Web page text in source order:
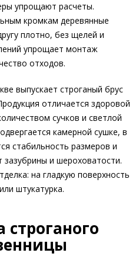
упрощают расчеты.
кромкам деревянные
плотно, без щелей и
упрощает монтаж
отходов.
выпускает строганый брус
отличается здоровой
сучков и светлой
камерной сушке, в
стабильность размеров и
и шероховатости.
на гладкую поверхность
штукатурка.